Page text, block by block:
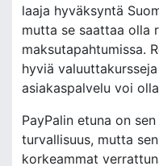
laaja hyväksyntä
mutta se saattaa olla
maksutapahtumissa.
hyviä
asiakaspalvelu voi
PayPalin etuna on
turvallisuus, mutta
korkeammat